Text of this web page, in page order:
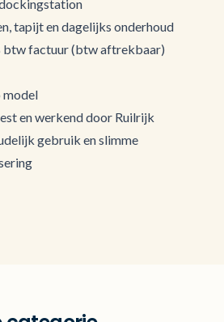
tapijt en dagelijks onderhoud
btw factuur (btw aftrekbaar)
model
en werkend door Ruilrijk
gebruik en slimme